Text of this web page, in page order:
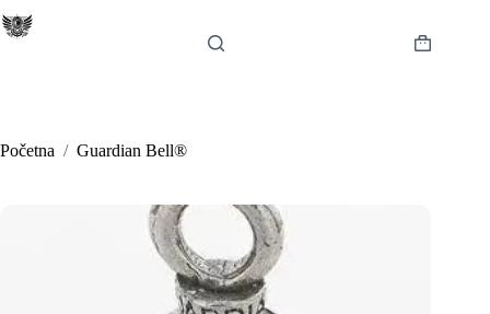
na
Košarica
Početna / Guardian Bell®